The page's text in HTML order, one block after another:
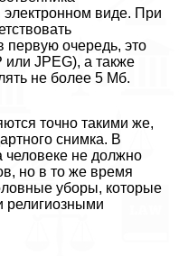
виде. При
очередь, это
или JPEG), а также
не более 5 Мб.
точно такими же,
снимка. В
не должно
но в то же время
уборы, которые
религиозными